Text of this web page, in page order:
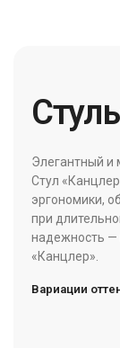
Элегантный и
Стул
эргономики,
при
надежность —
«Канцлер».
Вариации